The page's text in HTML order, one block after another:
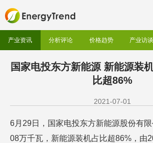
产业资讯 分析评论 价格趋势 产业访谈
国家电投东方新能源 新能源装
比超86%
2021-07-01
6月29日，国家电投东方新能源股份有
08万千瓦，新能源装机占比超86%，由